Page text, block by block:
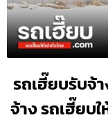
รถเฮี๊ยบรับจ้
จ้าง รถเฮี๊ยบ